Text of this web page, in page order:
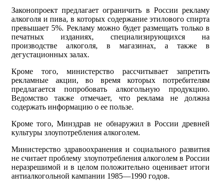
Законопроект предлагает ограничить в России рекламу
алкоголя и пива, в которых содержание этилового спирта
превышает 5%. Рекламу можно будет размещать только в
печатных изданиях, специализирующихся на
производстве алкоголя, в магазинах, а также в
дегустационных залах.
Кроме того, министерство рассчитывает запретить
рекламные акции, во время которых потребителям
предлагается попробовать алкогольную продукцию.
Ведомство также отмечает, что реклама не должна
содержать информацию о ее пользе.
Кроме того, Минздрав не обнаружил в России древней
культуры злоупотребления алкоголем.
Министерство здравоохранения и социального развития
не считает проблему злоупотребления алкоголем в России
неразрешимой и в целом положительно оценивает итоги
антиалкогольной кампании 1985—1990 годов.